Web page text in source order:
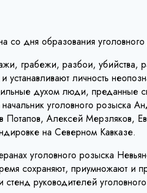
со дня образования
грабежи, разбои, убийства,
устанавливают личность
духом люди, преданные
уголовного розыска
Алексей Мерзляков,
на Северном Кавказе.
уголовного розыска
сохраняют, приумножают
руководителей